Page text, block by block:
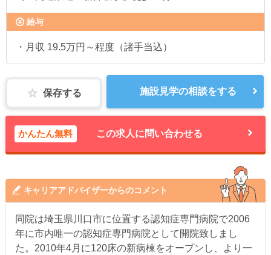
給与
・月収 19.5万円～程度（諸手当込）
保存する 施設見学の相談をする
かんたん無料 この求人に問い合わせる
キャリアアドバイザーからのコメント
同院は埼玉県川口市に位置する認知症専門病院で2006
年に市内唯一の認知症専門病院として開院致しまし
た。2010年4月に120床の新病棟をオープンし、より一